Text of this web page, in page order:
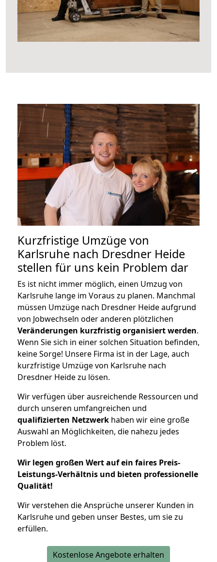
Kurzfristige Umzüge von
Karlsruhe nach Dresdner Heide
stellen für uns kein Problem dar
Es ist nicht immer möglich, einen Umzug von
Karlsruhe lange im Voraus zu planen. Manchmal
müssen Umzüge nach Dresdner Heide aufgrund
von Jobwechseln oder anderen plötzlichen
Veränderungen kurzfristig organisiert werden.
Wenn Sie sich in einer solchen Situation befinden,
keine Sorge! Unsere Firma ist in der Lage, auch
kurzfristige Umzüge von Karlsruhe nach
Dresdner Heide zu lösen.
Wir verfügen über ausreichende Ressourcen und
durch unseren umfangreichen und
qualifizierten Netzwerk haben wir eine große
Auswahl an Möglichkeiten, die nahezu jedes
Problem löst.
Wir legen großen Wert auf ein faires Preis-
Leistungs-Verhältnis und bieten professionelle
Qualität!
Wir verstehen die Ansprüche unserer Kunden in
Karlsruhe und geben unser Bestes, um sie zu
erfüllen.
Kostenlose Angebote erhalten